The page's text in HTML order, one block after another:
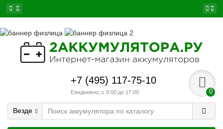
+7 (495) 117-75-10
Ежедневно, с 8:00 до 17:00 0
Везде